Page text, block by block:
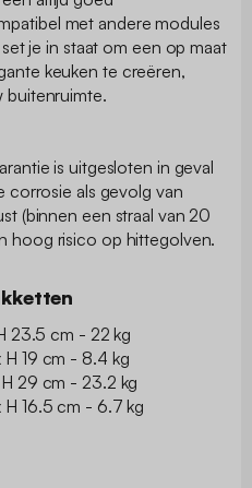
met andere modules
je in staat om een op maat
keuken te creëren,
buitenruimte.
is uitgesloten in geval
corrosie als gevolg van
(binnen een straal van 20
hoog risico op hittegolven.
23.5 cm - 22 kg
19 cm - 8.4 kg
29 cm - 23.2 kg
16.5 cm - 6.7 kg